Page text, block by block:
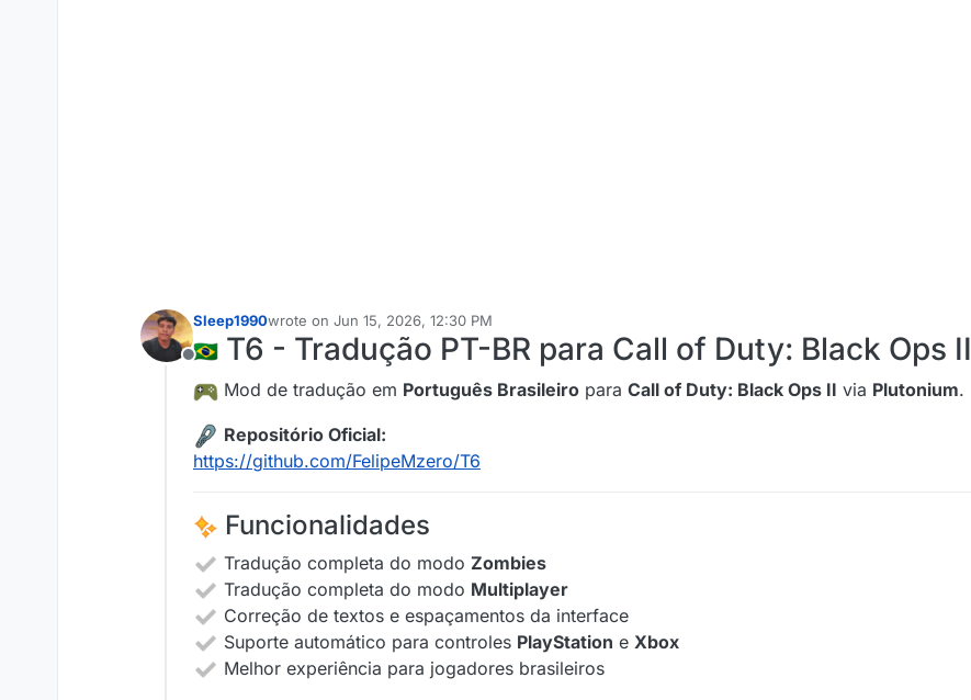
Offline
Sleep1990wrote on Jun 15, 2026, 12:30 PM
last edited by
T6 - Tradução PT-BR para Call of Duty: Black Ops II
Mod de tradução em Português Brasileiro para Call of Duty: Black Ops II via Plutonium.
Repositório Oficial:
https://github.com/FelipeMzero/T6
Funcionalidades
Tradução completa do modo Zombies
Tradução completa do modo Multiplayer
Correção de textos e espaçamentos da interface
Suporte automático para controles PlayStation e Xbox
Melhor experiência para jogadores brasileiros